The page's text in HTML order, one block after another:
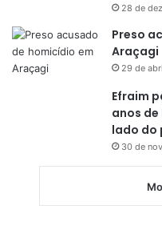
28 de
Preso
Araçagi
29 de
Efraim
anos
lado do
30 de